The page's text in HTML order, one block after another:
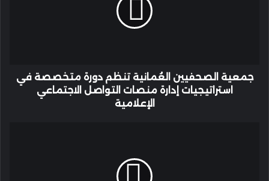
منصات
التواصل
جمعية الصحفيين العُمانية تنظم دورة متخصصة في
استراتيجيات إدارة منصات التواصل الاجتماعي
الإعلامية